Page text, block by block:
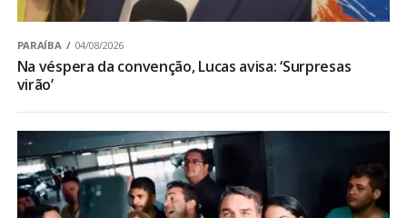
PARAÍBA 04/08/2026
Na véspera da convenção, Lucas avisa: ‘Surpresas
virão’